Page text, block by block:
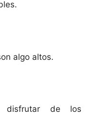
algo altos.
disfrutar de los